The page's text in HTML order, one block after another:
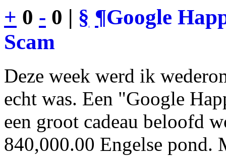
+ 0 - 0 | § ¶Google
Scam
Deze week werd ik
echt was. Een "Google
een groot cadeau beloofd
840,000.00 Engelse pond.